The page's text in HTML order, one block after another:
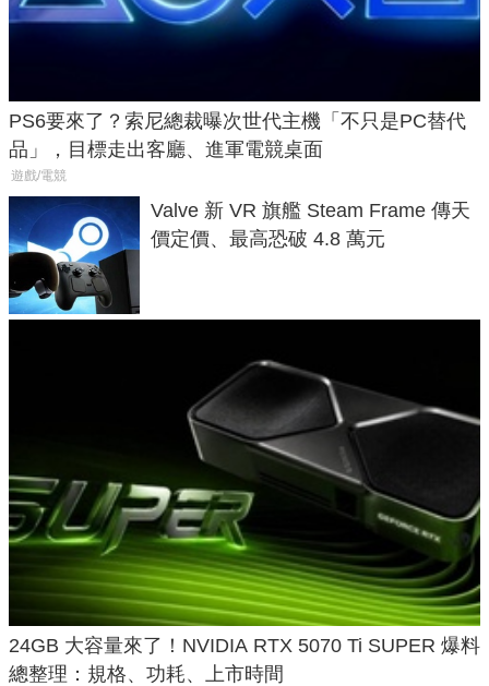
PS6要來了？索尼總裁曝次世代主機「不只是PC替代
品」，目標走出客廳、進軍電競桌面
遊戲/電競
Valve 新 VR 旗艦 Steam Frame 傳天
價定價、最高恐破 4.8 萬元
24GB 大容量來了！NVIDIA RTX 5070 Ti SUPER 爆料
總整理：規格、功耗、上市時間